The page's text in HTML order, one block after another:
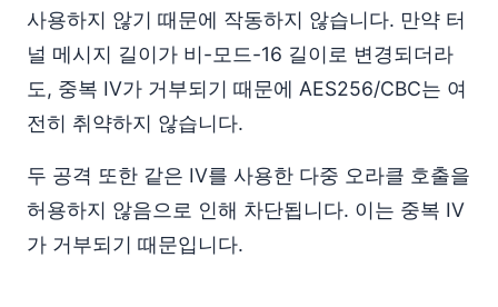
사용하지 않기 때문에 작동하지 않습니다. 만약 터
널 메시지 길이가 비-모드-16 길이로 변경되더라
도, 중복 IV가 거부되기 때문에 AES256/CBC는 여
전히 취약하지 않습니다.
두 공격 또한 같은 IV를 사용한 다중 오라클 호출을
허용하지 않음으로 인해 차단됩니다. 이는 중복 IV
가 거부되기 때문입니다.